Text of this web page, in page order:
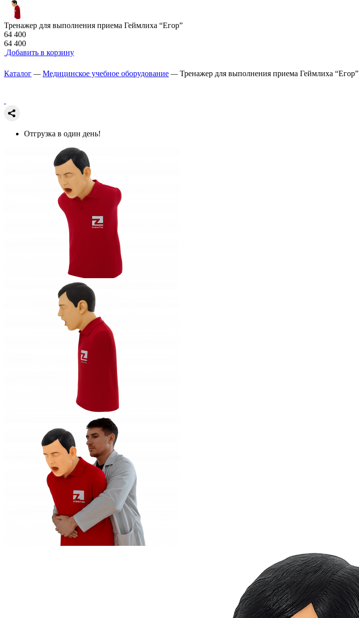
Тренажер для выполнения приема Геймлиха “Егор”
64 400
64 400
Добавить в корзину
Каталог —Медицинское учебное оборудование —Тренажер для выполнения приема Геймлиха “Егор”
Отгрузка в один день!